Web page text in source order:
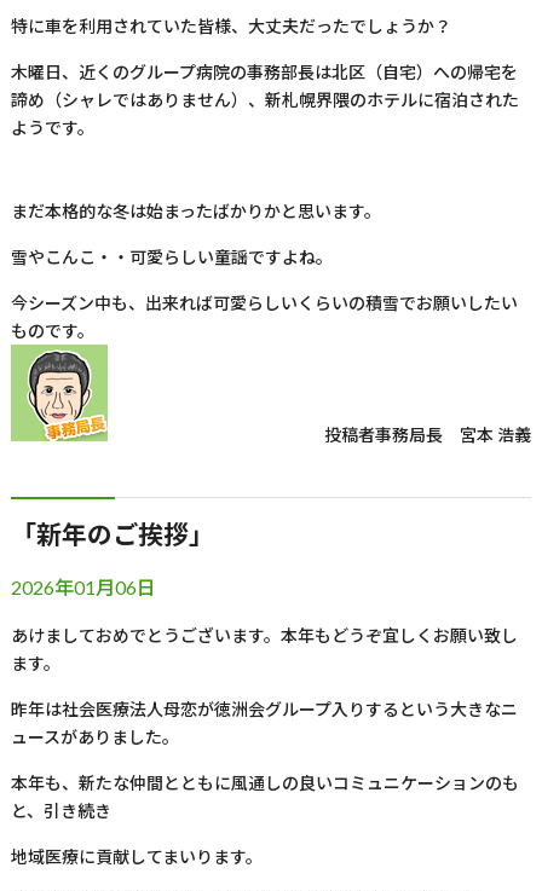
特に車を利用されていた皆様、大丈夫だったでしょうか？
木曜日、近くのグループ病院の事務部長は北区（自宅）への帰宅を
諦め（シャレではありません）、新札幌界隈のホテルに宿泊された
ようです。
まだ本格的な冬は始まったばかりかと思います。
雪やこんこ・・可愛らしい童謡ですよね。
今シーズン中も、出来れば可愛らしいくらいの積雪でお願いしたい
ものです。
投稿者事務局長 宮本 浩義
「新年のご挨拶」
2026年01月06日
あけましておめでとうございます。本年もどうぞ宜しくお願い致し
ます。
昨年は社会医療法人母恋が徳洲会グループ入りするという大きなニ
ュースがありました。
本年も、新たな仲間とともに風通しの良いコミュニケーションのも
と、引き続き
地域医療に貢献してまいります。